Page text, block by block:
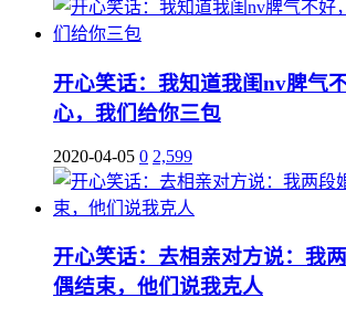
开心笑话：我知道我闺nv脾气
心，我们给你三包
2020-04-05 0 2,599
开心笑话：去相亲对方说：我
偶结束，他们说我克人